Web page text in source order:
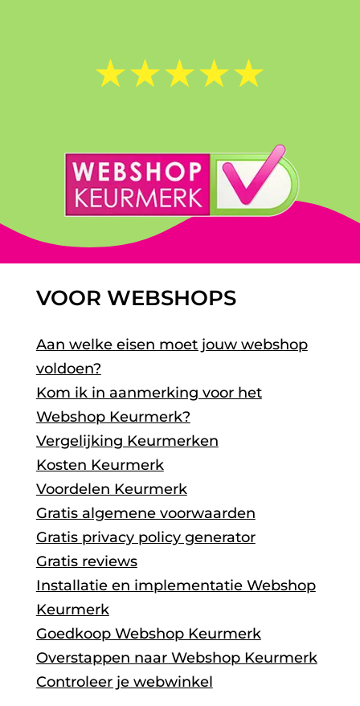
☆☆☆☆☆
VOOR WEBSHOPS
Aan welke eisen moet jouw webshop
voldoen?
Kom ik in aanmerking voor het
Webshop Keurmerk?
Vergelijking Keurmerken
Kosten Keurmerk
Voordelen Keurmerk
Gratis algemene voorwaarden
Gratis privacy policy generator
Gratis reviews
Installatie en implementatie Webshop
Keurmerk
Goedkoop Webshop Keurmerk
Overstappen naar Webshop Keurmerk
Controleer je webwinkel